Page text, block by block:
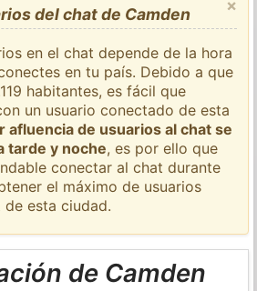
×
del chat de Camden
en el chat depende de la hora
en tu país. Debido a que
habitantes, es fácil que
un usuario conectado de esta
afluencia de usuarios al chat se
tarde y noche, es por ello que
conectar al chat durante
el máximo de usuarios
esta ciudad.
de Camden